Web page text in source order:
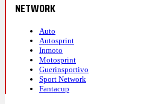
NETWORK
Auto
Autosprint
Inmoto
Motosprint
Guerinsportivo
Sport Network
Fantacup